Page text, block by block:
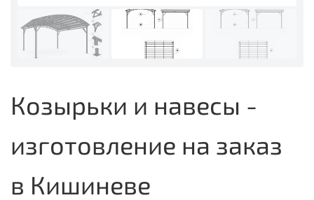
Козырьки и навесы -
изготовление на заказ
в Кишиневе